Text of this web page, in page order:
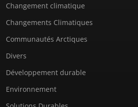
Changement climatique
Changements Climatiques
Communautés Arctiques
Divers
Développement durable
Environnement